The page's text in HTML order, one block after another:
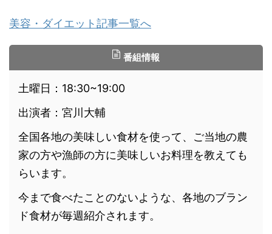
美容・ダイエット記事一覧へ
番組情報
土曜日：18:30~19:00
出演者：宮川大輔
全国各地の美味しい食材を使って、ご当地の農
家の方や漁師の方に美味しいお料理を教えても
らいます。
今まで食べたことのないような、各地のブラン
ド食材が毎週紹介されます。